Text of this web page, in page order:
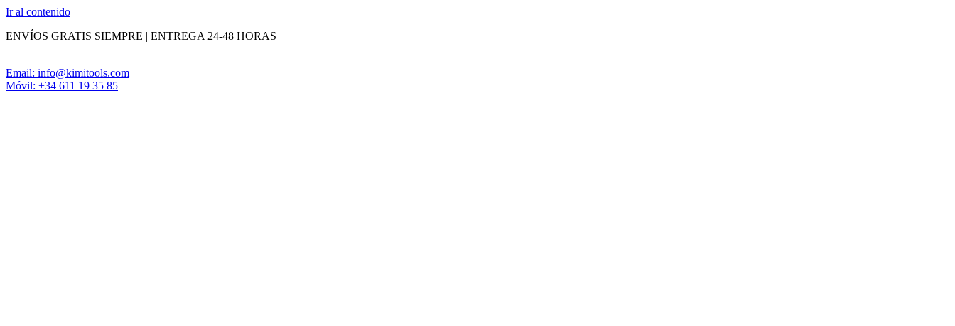
Ir al contenido
ENVÍOS GRATIS SIEMPRE | ENTREGA 24-48 HORAS
Email: info@kimitools.com
Móvil: +34 611 19 35 85